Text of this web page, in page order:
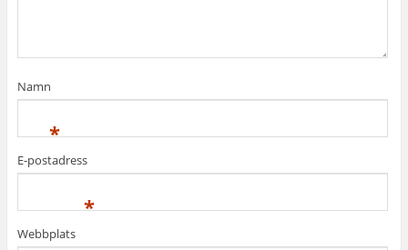
Namn
*
E-postadress
*
Webbplats